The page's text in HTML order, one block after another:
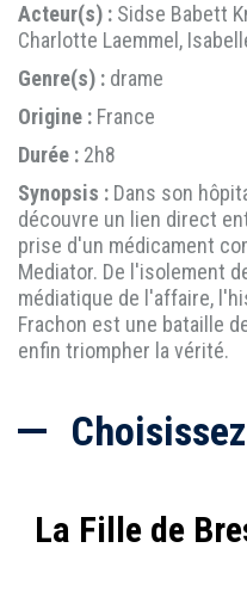
Acteur(s) : Sidse Babett
Charlotte Laemmel,
Genre(s) : drame
Origine : France
Durée : 2h8
Synopsis : Dans son
découvre un lien direct
prise d'un médicament
Mediator. De l'isolement
médiatique de l'affaire,
Frachon est une bataille
enfin triompher la vérité.
La Fille de